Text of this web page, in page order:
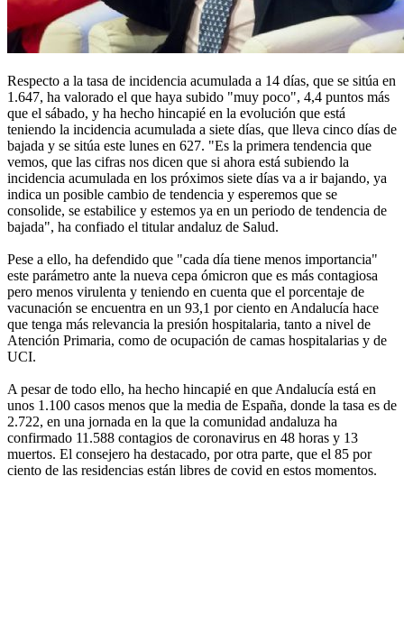
Respecto a la tasa de incidencia acumulada a 14 días, que se sitúa en
1.647, ha valorado el que haya subido "muy poco", 4,4 puntos más
que el sábado, y ha hecho hincapié en la evolución que está
teniendo la incidencia acumulada a siete días, que lleva cinco días de
bajada y se sitúa este lunes en 627. "Es la primera tendencia que
vemos, que las cifras nos dicen que si ahora está subiendo la
incidencia acumulada en los próximos siete días va a ir bajando, ya
indica un posible cambio de tendencia y esperemos que se
consolide, se estabilice y estemos ya en un periodo de tendencia de
bajada", ha confiado el titular andaluz de Salud.
Pese a ello, ha defendido que "cada día tiene menos importancia"
este parámetro ante la nueva cepa ómicron que es más contagiosa
pero menos virulenta y teniendo en cuenta que el porcentaje de
vacunación se encuentra en un 93,1 por ciento en Andalucía hace
que tenga más relevancia la presión hospitalaria, tanto a nivel de
Atención Primaria, como de ocupación de camas hospitalarias y de
UCI.
A pesar de todo ello, ha hecho hincapié en que Andalucía está en
unos 1.100 casos menos que la media de España, donde la tasa es de
2.722, en una jornada en la que la comunidad andaluza ha
confirmado 11.588 contagios de coronavirus en 48 horas y 13
muertos. El consejero ha destacado, por otra parte, que el 85 por
ciento de las residencias están libres de covid en estos momentos.